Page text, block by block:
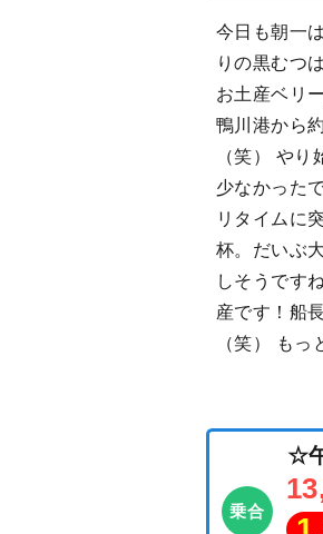
今日も朝一
りの黒むつ
お土産ベリ
鴨川港から
（笑） や
少なかった
リタイムに
杯。だいぶ
しそうです
産です！船
（笑） も